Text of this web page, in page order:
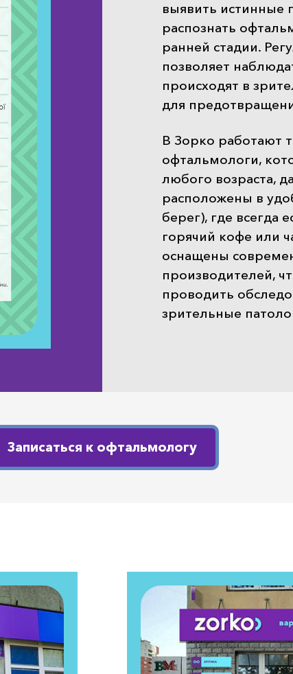
выявить истинные
распознать
ранней стадии.
позволяет
происходят в
для
В Зорко работают
офтальмологи,
любого возраста,
расположены в
берег), где всегда
горячий кофе или
оснащены
производителей,
проводить
зрительные
Записаться к офтальмологу